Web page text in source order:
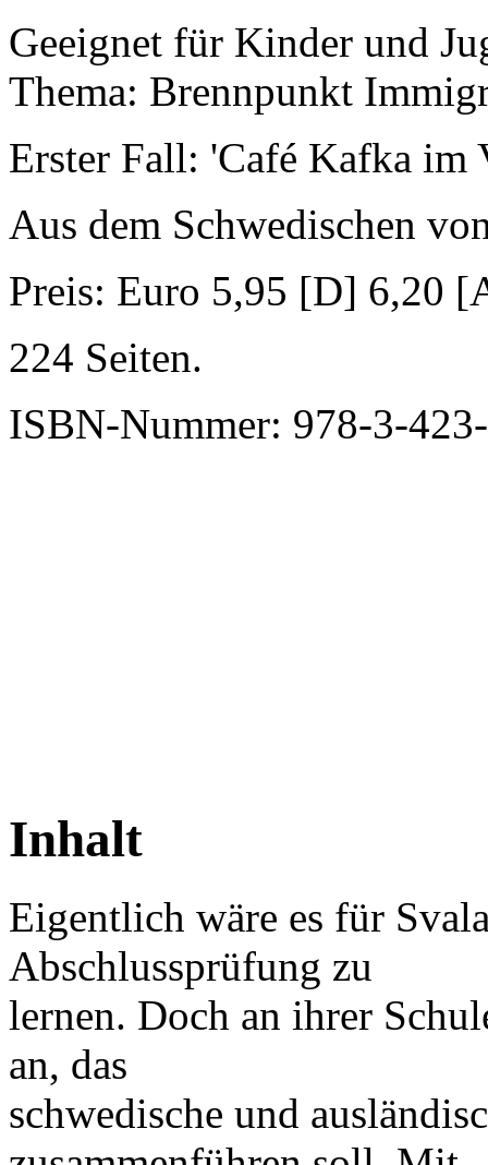
Geeignet für Kinder und
Thema: Brennpunkt
Erster Fall: 'Café Kafka im
Aus dem Schwedischen
Preis: Euro 5,95 [D] 6,20
224 Seiten.
ISBN-Nummer: 978-3-
Inhalt
Eigentlich wäre es für
Abschlussprüfung zu
lernen. Doch an ihrer
an, das
schwedische und